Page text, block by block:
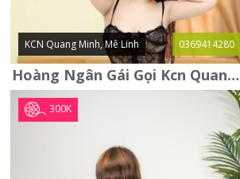
KCN Quang Minh, Mê Linh 0369414280
Hoàng Ngân Gái Gọi Kcn Quang Minh - Mê Linh . Hàng Vip Lần Đầu
300K